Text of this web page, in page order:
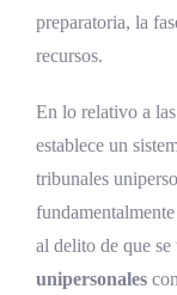
preparatoria, la
recursos.
En lo relativo a
establece un
tribunales
al delito de que se
unipersonales